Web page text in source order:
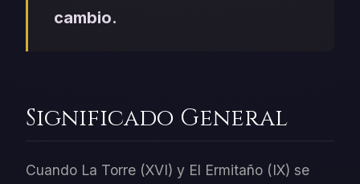
cambio.
Significado General
Cuando La Torre (XVI) y El Ermitaño (IX) se